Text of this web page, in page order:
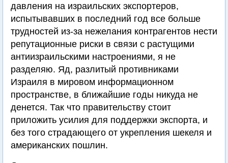
давления на израильских экспортеров,
испытывавших в последний год все больше
трудностей из-за нежелания контрагентов нести
репутационные риски в связи с растущими
антиизраильскими настроениями, я не
разделяю. Яд, разлитый противниками
Израиля в мировом информационном
пространстве, в ближайшие годы никуда не
денется. Так что правительству стоит
приложить усилия для поддержки экспорта, и
без того страдающего от укрепления шекеля и
американских пошлин.